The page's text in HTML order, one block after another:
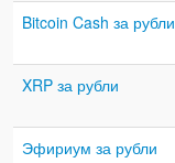
Bitcoin Cash за рубли
XRP за рубли
Эфириум за рубли